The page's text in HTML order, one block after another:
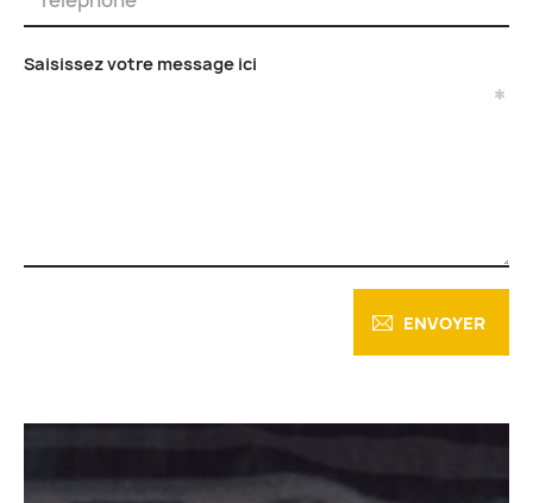
Saisissez votre message ici
ENVOYER